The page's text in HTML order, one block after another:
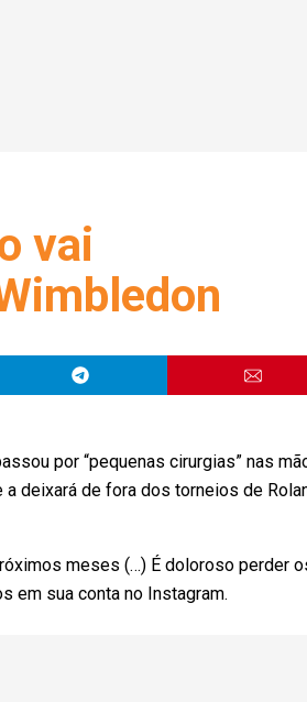
vai
por “pequenas cirurgias” nas
a deixará de fora dos torneios de
meses (…) É doloroso perder
em sua conta no Instagram.